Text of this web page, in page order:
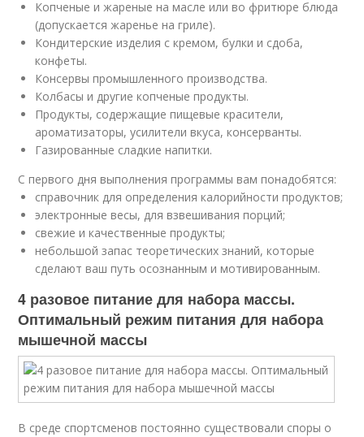
Копченые и жареные на масле или во фритюре блюда
(допускается жаренье на гриле).
Кондитерские изделия с кремом, булки и сдоба,
конфеты.
Консервы промышленного производства.
Колбасы и другие копченые продукты.
Продукты, содержащие пищевые красители,
ароматизаторы, усилители вкуса, консерванты.
Газированные сладкие напитки.
С первого дня выполнения программы вам понадобятся:
справочник для определения калорийности продуктов;
электронные весы, для взвешивания порций;
свежие и качественные продукты;
небольшой запас теоретических знаний, которые
сделают ваш путь осознанным и мотивированным.
4 разовое питание для набора массы.
Оптимальный режим питания для набора
мышечной массы
В среде спортсменов постоянно существовали споры о